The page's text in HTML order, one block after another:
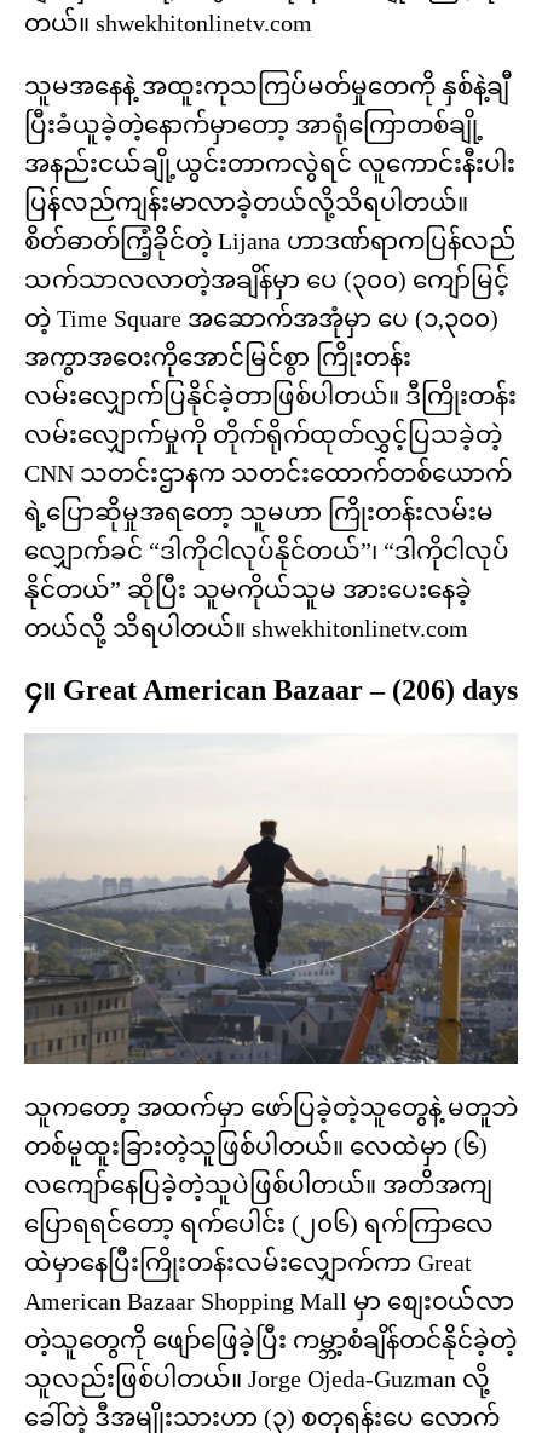
တယ်။ shwekhitonlinetv.com
သူမအနေနဲ့ အထူးကုသကြပ်မတ်မှုတေကို နှစ်နဲ့ချီ
ပြီးခံယူခဲ့တဲ့နောက်မှာတော့ အာရုံကြောတစ်ချို့
အနည်းငယ်ချို့ယွင်းတာကလွဲရင် လူကောင်းနီးပါး
ပြန်လည်ကျန်းမာလာခဲ့တယ်လို့သိရပါတယ်။
စိတ်ဓာတ်ကြံ့ခိုင်တဲ့ Lijana ဟာ​ဒဏ်ရာကပြန်လည်
သက်သာလလာတဲ့အချိန်မှာ ပေ (၃၀၀) ကျော်မြင့်
တဲ့ Time Square အဆောက်အအုံမှာ ပေ (၁,၃၀၀)
အကွာအဝေးကိုအောင်မြင်စွာ ကြိုးတန်း
လမ်းလျှောက်ပြနိုင်ခဲ့တာဖြစ်ပါတယ်။ ဒီကြိုးတန်း
လမ်းလျှောက်မှုကို တိုက်ရိုက်ထုတ်လွှင့်ပြသခဲ့တဲ့
CNN သတင်းဌာနက သတင်းထောက်တစ်ယောက်
ရဲ့ပြောဆိုမှုအရတော့ သူမဟာ ကြိုးတန်းလမ်းမ
လျှောက်ခင် “ဒါကိုငါလုပ်နိုင်တယ်”၊ “ဒါကိုငါလုပ်
နိုင်တယ်” ဆိုပြီး သူမကိုယ်သူမ အားပေးနေခဲ့
တယ်လို့ သိရပါတယ်။ shwekhitonlinetv.com
၄။ Great American Bazaar – (206) days
သူကတော့ အထက်မှာ ဖော်ပြခဲ့တဲ့သူတွေနဲ့ မတူဘဲ
တစ်မူထူးခြားတဲ့သူဖြစ်ပါတယ်။ လေထဲမှာ (၆)
လကျော်နေပြခဲ့တဲ့သူပဲဖြစ်ပါတယ်။ အတိအကျ
ပြောရရင်တော့ ရက်ပေါင်း (၂၀၆) ရက်ကြာလေ
ထဲမှာနေပြီးကြိုးတန်းလမ်းလျှောက်ကာ Great
American Bazaar Shopping Mall မှာ စျေးဝယ်လာ
တဲ့သူတွေကို ဖျော်ဖြေခဲ့ပြီး ကမ္ဘာ့စံချိန်တင်နိုင်ခဲ့တဲ့
သူလည်းဖြစ်ပါတယ်။ Jorge Ojeda-Guzman လို့
ခေါ်တဲ့ ဒီအမျိုးသားဟာ (၃) စတုရန်းပေ လောက်